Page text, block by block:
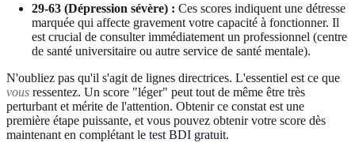
29-63 (Dépression sévère) : Ces scores indiquent une détresse
marquée qui affecte gravement votre capacité à fonctionner. Il
est crucial de consulter immédiatement un professionnel (centre
de santé universitaire ou autre service de santé mentale).
N'oubliez pas qu'il s'agit de lignes directrices. L'essentiel est ce que
vous ressentez. Un score "léger" peut tout de même être très
perturbant et mérite de l'attention. Obtenir ce constat est une
première étape puissante, et vous pouvez obtenir votre score dès
maintenant en complétant le test BDI gratuit.